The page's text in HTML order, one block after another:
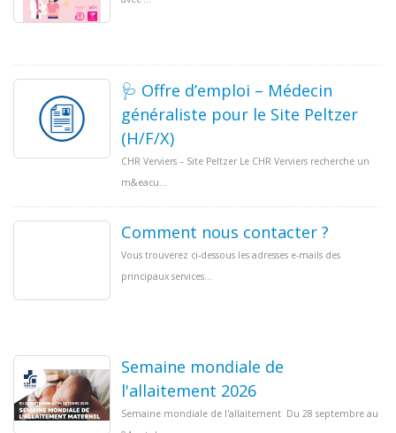
🩺 Offre d’emploi – Médecin
généraliste pour le Site Peltzer
(H/F/X)
CHR Verviers – Site Peltzer Le CHR Verviers recherche un
m&eacu...
Comment nous contacter ?
Vous trouverez ci-dessous les adresses e-mails des
principaux services...
Semaine mondiale de
l'allaitement 2026
Semaine mondiale de l'allaitement Du 28 septembre au